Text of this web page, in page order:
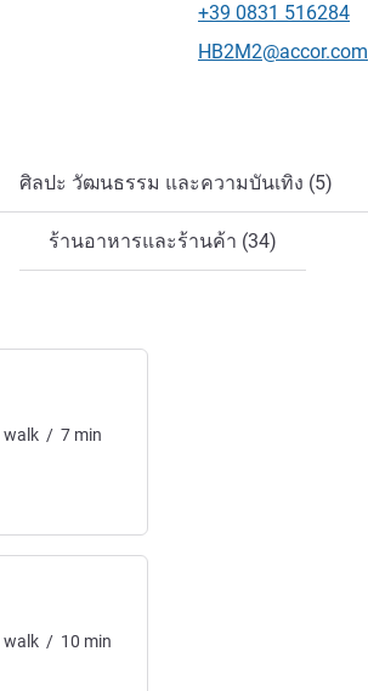
โทรศัพท์
+39 0831 516284
อีเมลติดต่อ
HB2M2@accor.com
ศิลปะ วัฒนธรรม และความบันเทิง (5)
ร้านอาหารและร้านค้า (34)
walk / 7 min
walk / 10 min